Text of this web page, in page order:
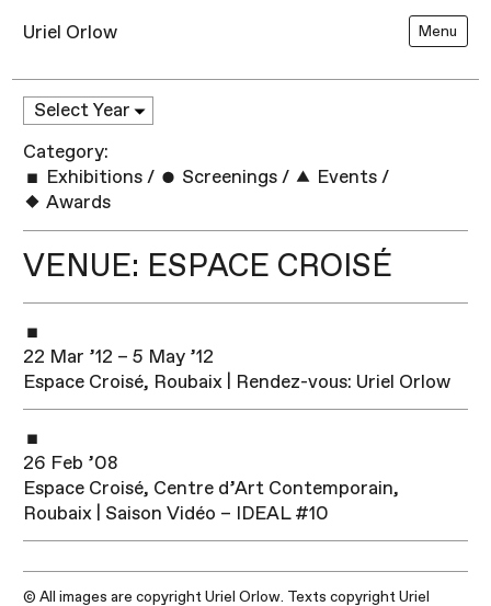
Uriel Orlow Menu
Category:
Exhibitions / Screenings / Events /
Awards
VENUE: ESPACE CROISÉ
22 Mar ’12 – 5 May ’12
Espace Croisé, Roubaix | Rendez-vous: Uriel Orlow
26 Feb ’08
Espace Croisé, Centre d’Art Contemporain,
Roubaix | Saison Vidéo – IDEAL #10
© All images are copyright Uriel Orlow. Texts copyright Uriel